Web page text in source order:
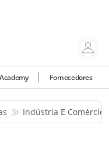
Academy Fornecedores
Indústria E Comércio